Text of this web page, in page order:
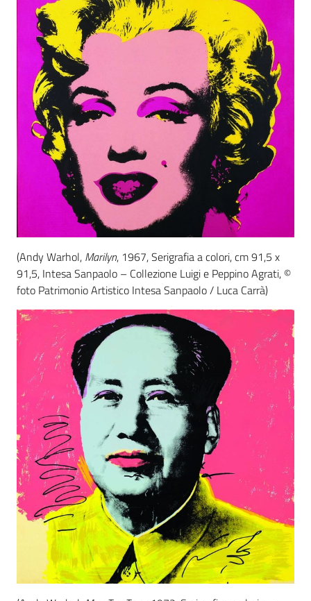
(Andy Warhol, Marilyn, 1967, Serigrafia a colori, cm 91,5 x
91,5, Intesa Sanpaolo – Collezione Luigi e Peppino Agrati, ©
foto Patrimonio Artistico Intesa Sanpaolo / Luca Carrà)